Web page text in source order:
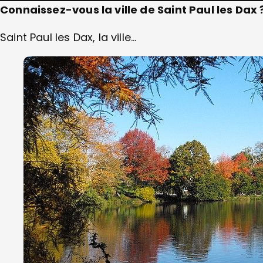
Connaissez-vous la ville de Saint Paul les Dax
Saint Paul les Dax, la ville…